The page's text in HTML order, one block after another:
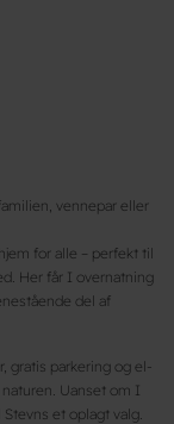
vennepar eller
for alle – perfekt til
Her får I overnatning
del af
gratis parkering og el-
Uanset om I
et oplagt valg.